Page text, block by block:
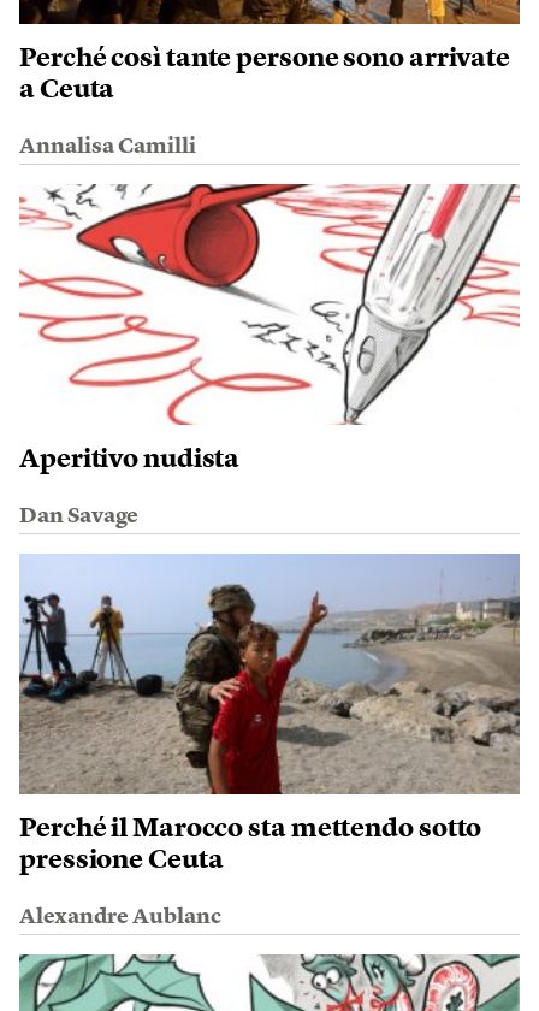
Perché così tante persone sono arrivate
a Ceuta
Annalisa Camilli
Aperitivo nudista
Dan Savage
Perché il Marocco sta mettendo sotto
pressione Ceuta
Alexandre Aublanc